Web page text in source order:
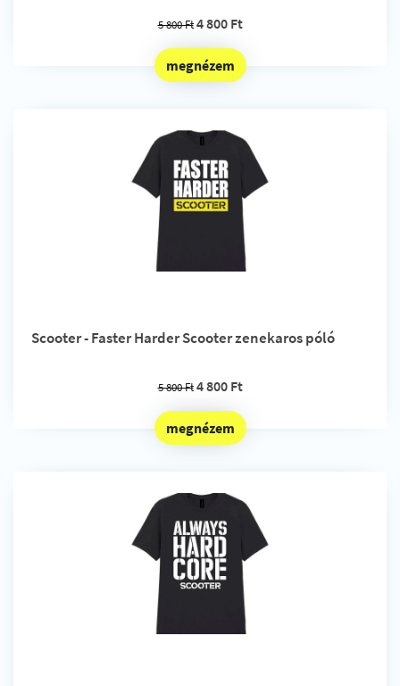
5 800 Ft 4 800 Ft
megnézem
Scooter - Faster Harder Scooter zenekaros póló
5 800 Ft 4 800 Ft
megnézem